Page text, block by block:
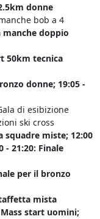
donne
bob a 4
manche doppio
50km tecnica
donne; 19:05 -
di esibizione
ski cross
squadre miste; 12:00
- 21:20: Finale
per il bronzo
mista
Mass start uomini;